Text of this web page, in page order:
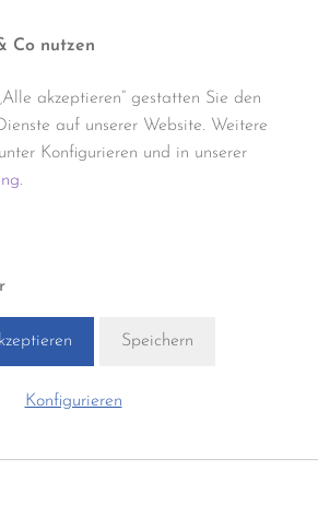
Co nutzen
akzeptieren“ gestatten Sie den
auf unserer Website. Weitere
Konfigurieren und in unserer
Speichern
Konfigurieren